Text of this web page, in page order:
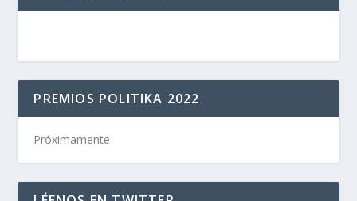
PREMIOS POLITIKA 2022
Próximamente